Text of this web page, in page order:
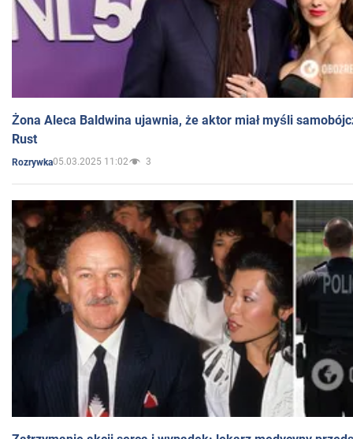
Żona Aleca Baldwina ujawnia, że aktor miał myśli
Rust
Rozrywka05.03.2025 11:02 3